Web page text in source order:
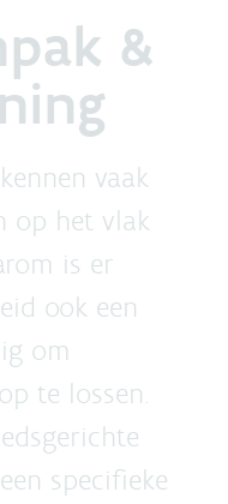
&
vaak
op het vlak
is er
ook een
om
te lossen.
specifieke